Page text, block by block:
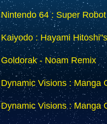
Nintendo 64 : Super
Kaiyodo : Hayami
Goldorak - Noam Remix
Dynamic Visions : Manga
Dynamic Visions : Manga